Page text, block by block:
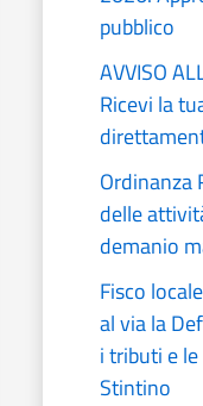
pubblico
AVVISO
Ricevi la
Ordinanza
delle
demanio
Fisco
al via la
i tributi e
Stintino